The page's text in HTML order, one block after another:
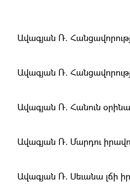
Ավագյան Ռ.
Ավագյան Ռ.
Ավագյան Ռ. Հանուն
Ավագյան Ռ. Մարդու
Ավագյան Ռ. Սեւանա լճի